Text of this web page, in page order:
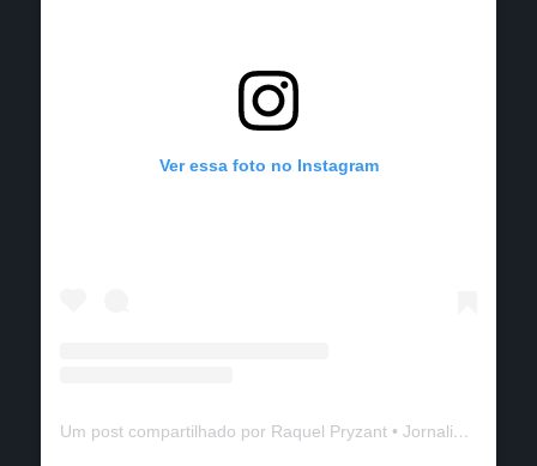
Ver essa foto no Instagram
Um post compartilhado por Raquel Pryzant • Jornalismo de Viagem (@solanomundo)